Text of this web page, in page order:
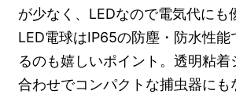
が少なく、LEDなので電気代にも
LED電球はIP65の防塵・防水性能
るのも嬉しいポイント。透明粘着
合わせでコンパクトな捕虫器にも